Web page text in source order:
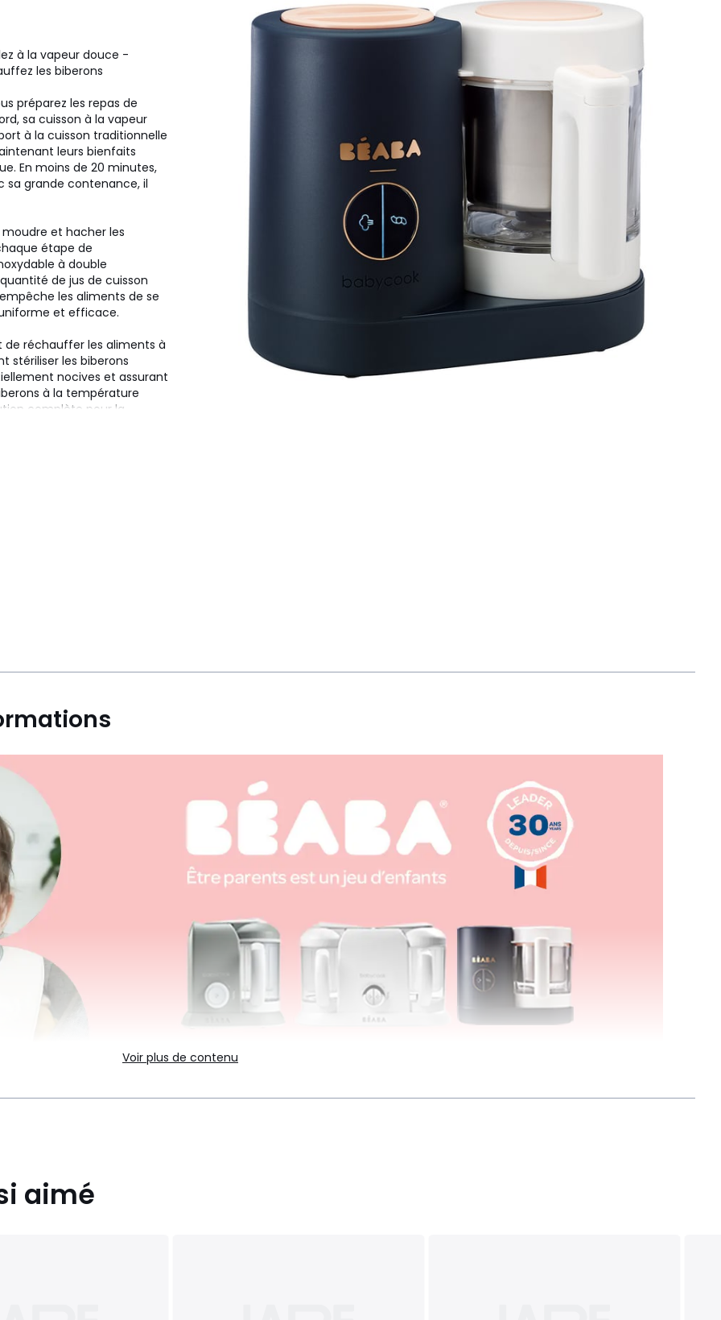
à la vapeur douce -
les biberons
préparez les repas de
sa cuisson à la vapeur
à la cuisson traditionnelle
leurs bienfaits
En moins de 20 minutes,
sa grande contenance, il
et hacher les
étape de
à double
de jus de cuisson
les aliments de se
et efficace.
de réchauffer les aliments à
stériliser les biberons
nocives et assurant
à la température
complète pour la
pratique et compact.
5 ans pour votre
sains et économiques pour
utiliser.
Voir plus de contenu
aimé